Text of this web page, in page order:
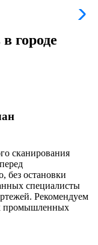
городе
сканирования
без остановки
специалисты
Рекомендуем
промышленных